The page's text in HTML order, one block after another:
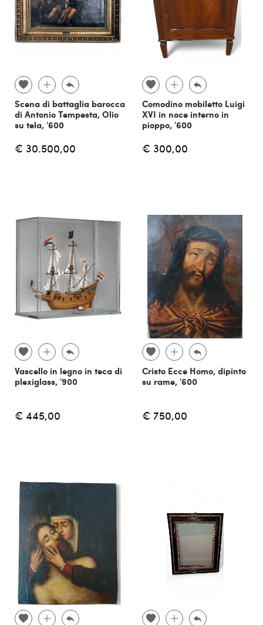
Scena di battaglia barocca
di Antonio Tempesta, Olio
su tela, '600
€ 30.500,00
Comodino mobiletto Luigi
XVI in noce interno in
pioppo, '600
€ 300,00
Vascello in legno in teca di
plexiglass, '900
€ 445,00
Cristo Ecce Homo, dipinto
su rame, '600
€ 750,00